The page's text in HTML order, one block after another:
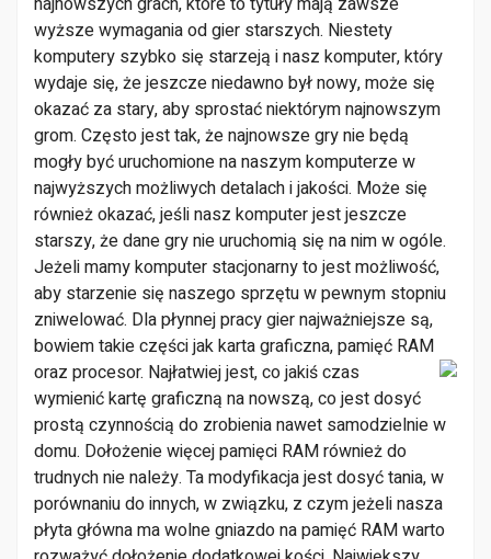
wyższe wymagania od gier starszych. Niestety
komputery szybko się starzeją i nasz komputer, który
wydaje się, że jeszcze niedawno był nowy, może się
okazać za stary, aby sprostać niektórym najnowszym
grom. Często jest tak, że najnowsze gry nie będą
mogły być uruchomione na naszym komputerze w
najwyższych możliwych detalach i jakości. Może się
również okazać, jeśli nasz komputer jest jeszcze
starszy, że dane gry nie uruchomią się na nim w ogóle.
Jeżeli mamy komputer stacjonarny to jest możliwość,
aby starzenie się naszego sprzętu w pewnym stopniu
zniwelować. Dla płynnej pracy gier najważniejsze są,
bowiem takie części jak karta graficzna, pamięć RAM
oraz procesor. Najłatwiej jest, co jakiś czas
wymienić kartę graficzną na nowszą, co jest dosyć
prostą czynnością do zrobienia nawet samodzielnie w
domu. Dołożenie więcej pamięci RAM również do
trudnych nie należy. Ta modyfikacja jest dosyć tania, w
porównaniu do innych, w związku, z czym jeżeli nasza
płyta główna ma wolne gniazdo na pamięć RAM warto